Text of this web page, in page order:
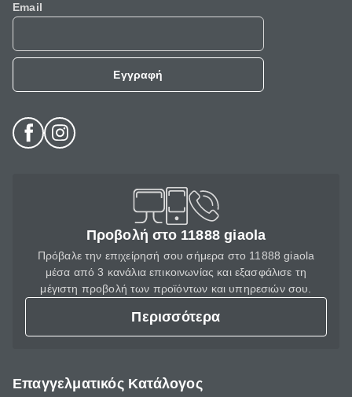
Email
Εγγραφή
Προβολή στο 11888 giaola
Πρόβαλε την επιχείρησή σου σήμερα στο 11888 giaola
μέσα από 3 κανάλια επικοινωνίας και εξασφάλισε τη
μέγιστη προβολή των προϊόντων και υπηρεσιών σου.
Περισσότερα
Επαγγελματικός Κατάλογος